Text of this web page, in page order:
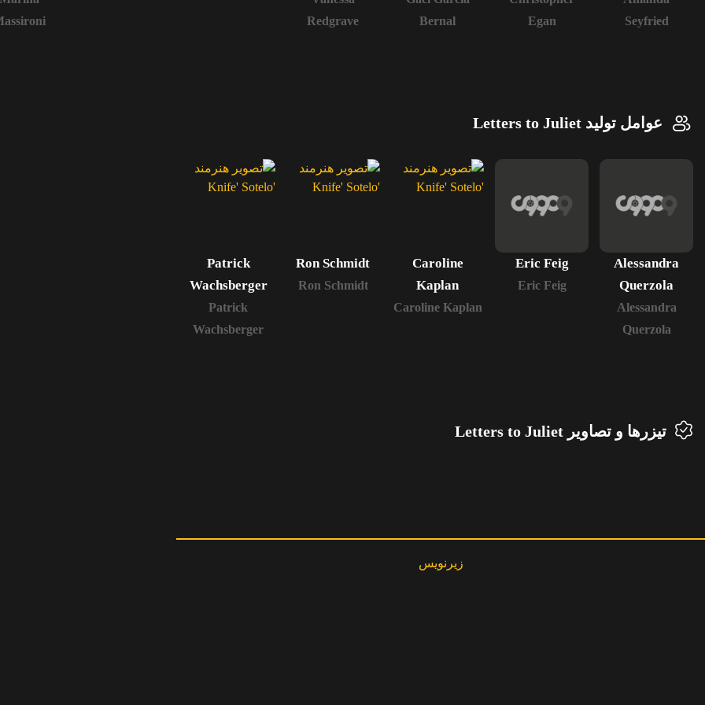
Seyfried
Egan
Bernal
Redgrave
عوامل تولید Letters to Juliet
Alessandra
Querzola
Alessandra
Querzola
Eric Feig
Eric Feig
Caroline
Kaplan
Caroline Kaplan
Ron Schmidt
Ron Schmidt
Patrick
Wachsberger
Patrick
Wachsberger
تیزرها و تصاویر Letters to Juliet
زیرنویس